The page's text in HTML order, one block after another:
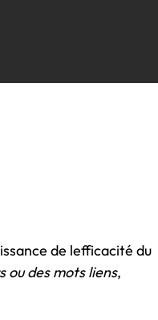
de lefficacité du
ou des mots liens,